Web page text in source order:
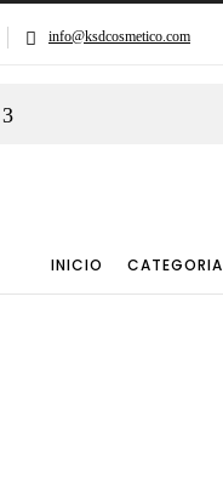
info@ksdcosmetico.com
INICIO CATEGORIA